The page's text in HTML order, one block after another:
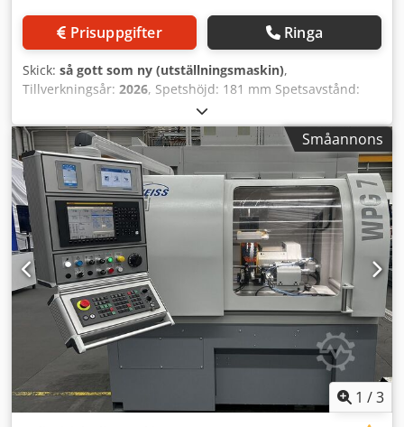
Prisuppgifter Ringa
Skick: så gott som ny (utställningsmaskin),
Tillverkningsår: 2026, Spetshöjd: 181 mm Spetsavstånd:
1000 mm Största slipbara arbetsstyckediameter: 360 mm
Max. belastning fribärande: 1000 N / 100 kg Max.
belastning mellan spetsar: 3000 N / 300 kg Z-axel Bordets
vridningsvinkel: 10° Bordsdrift, hydraulisk: 0–4 m/min X-
axel Matningsspindelns inställningsväg: 80 mm
Snabbgång (hydraulisk): 50 mm Grovinställningsväg,
luftkudde: 280 mm Matningsdrift via likströmsmotor
Snabbmatningshastighet: 48 mm/min/Ø Matningscykel:
instick, längdslipning 4 förvalbara matningshastigheter:
mm/min/Ø 0,01–48 4 förvalbara matningsmängder: mm
0,001–0,1 Avslutning vid stopp-slipning: s 0–99, 0–99 slag
Impulsmatning: mm/Ø 0,001 Slipspindelstock universal,
svängbar: 0–180° Slipskiva, utvändig D x b x d:
500x100x127 eller 203,2 mm Slipskiva, planslipning (tillval)
D: 250x32x76,2 mm Slipskiva, invändig (tillval) D: (2–250)
mm Drivmotoreffekt, utvändig/plan: 5,5 (7,5) kW
Drivmotoreffekt, invändig: 2,2 kW Omkrets-hastighet,
Småannons
1 /3